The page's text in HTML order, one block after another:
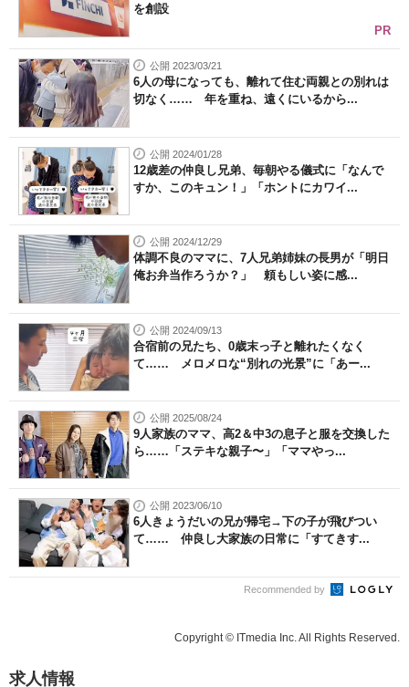
を創設
PR
公開 2023/03/21
6人の母になっても、離れて住む両親との別れは
切なく…… 年を重ね、遠くにいるから...
公開 2024/01/28
12歳差の仲良し兄弟、毎朝やる儀式に「なんで
すか、このキュン！」「ホントにカワイ...
公開 2024/12/29
体調不良のママに、7人兄弟姉妹の長男が「明日
俺お弁当作ろうか？」 頼もしい姿に感...
公開 2024/09/13
合宿前の兄たち、0歳末っ子と離れたくなく
て…… メロメロな“別れの光景”に「あー...
公開 2025/08/24
9人家族のママ、高2＆中3の息子と服を交換した
ら……「ステキな親子〜」「ママやっ...
公開 2023/06/10
6人きょうだいの兄が帰宅→下の子が飛びつい
て…… 仲良し大家族の日常に「すてきす...
Recommended by
Copyright © ITmedia Inc. All Rights Reserved.
求人情報